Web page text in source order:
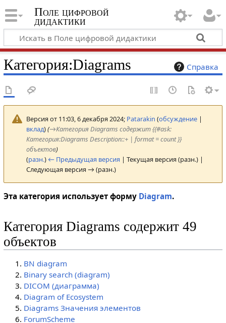
Поле цифровой
дидактики
Справка
Категория:Diagrams
Версия от 11:03, 6 декабря 2024; Patarakin (обсуждение|
вклад)(→Категория Diagrams содержит {{#ask:
Категория:Diagrams Description::+ | format = count }}
объектов)
(разн.) ← Предыдущая версия | Текущая версия (разн.) |
Следующая версия → (разн.)
Эта категория использует форму Diagram.
Категория Diagrams содержит 49
объектов
BN diagram
Binary search (diagram)
DICOM (диаграмма)
Diagram of Ecosystem
Diagrams Значения элементов
ForumScheme